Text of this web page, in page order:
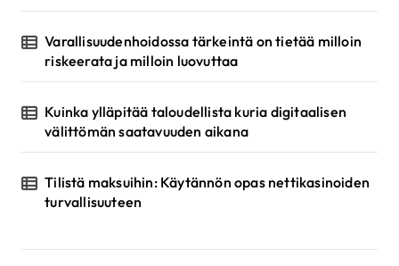
Varallisuudenhoidossa tärkeintä on tietää milloin
riskeerata ja milloin luovuttaa
Kuinka ylläpitää taloudellista kuria digitaalisen
välittömän saatavuuden aikana
Tilistä maksuihin: Käytännön opas nettikasinoiden
turvallisuuteen